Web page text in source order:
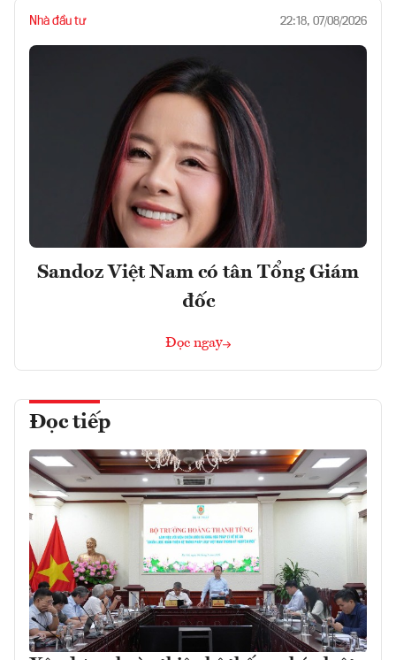
Nhà đầu tư 22:18, 07/08/2026
Sandoz Việt Nam có tân Tổng Giám
đốc
Đọc ngay
Đọc tiếp